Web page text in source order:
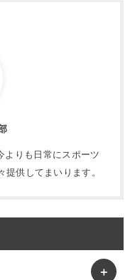
よりも日常にスポーツ
供してまいります。